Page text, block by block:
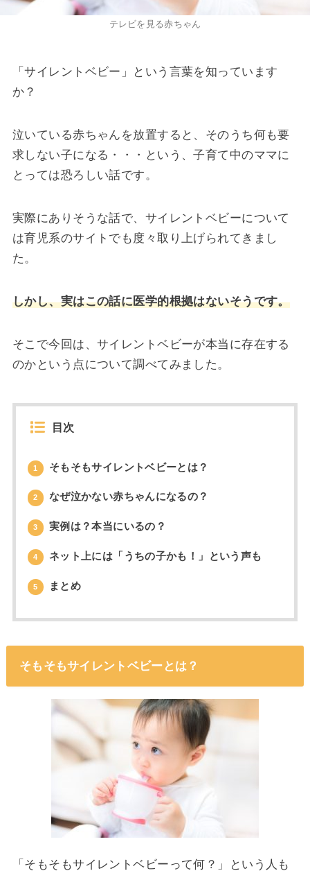
テレビを見る赤ちゃん
「サイレントベビー」という言葉を知っています
か？
泣いている赤ちゃんを放置すると、そのうち何も要
求しない子になる・・・という、子育て中のママに
とっては恐ろしい話です。
実際にありそうな話で、サイレントベビーについて
は育児系のサイトでも度々取り上げられてきまし
た。
しかし、実はこの話に医学的根拠はないそうです。
そこで今回は、サイレントベビーが本当に存在する
のかという点について調べてみました。
目次
1 そもそもサイレントベビーとは？
2 なぜ泣かない赤ちゃんになるの？
3 実例は？本当にいるの？
4 ネット上には「うちの子かも！」という声も
5 まとめ
そもそもサイレントベビーとは？
「そもそもサイレントベビーって何？」という人も